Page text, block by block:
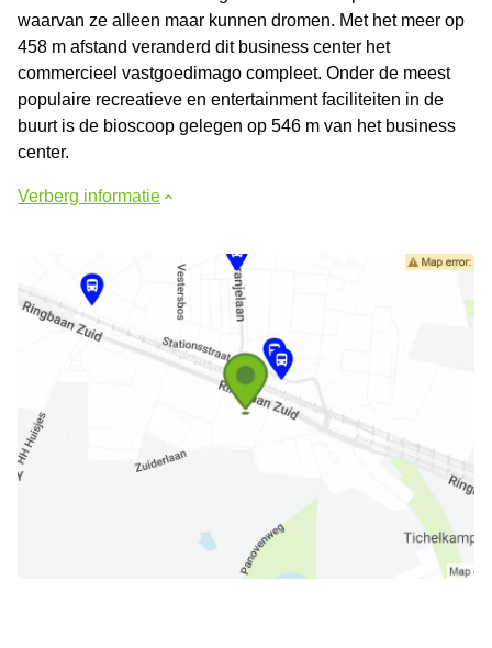
waarvan ze alleen maar kunnen dromen. Met het meer op
458 m afstand veranderd dit business center het
commercieel vastgoedimago compleet. Onder de meest
populaire recreatieve en entertainment faciliteiten in de
buurt is de bioscoop gelegen op 546 m van het business
center.
Verberg informatie